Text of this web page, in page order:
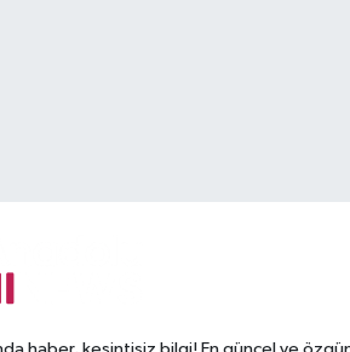
haber, kesintisiz bilgi! En güncel ve